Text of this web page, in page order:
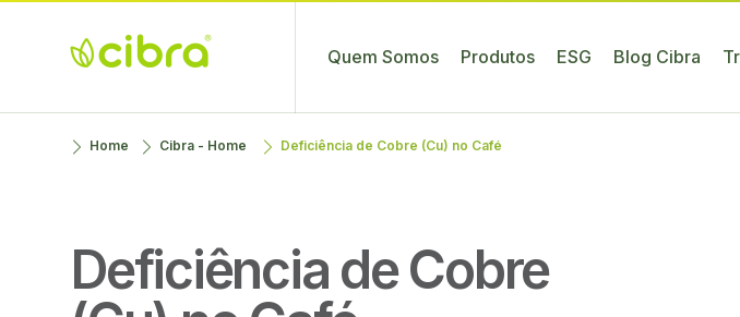
Cibra
Fertilizantes
Nossa Gente
Faz a
Quem Somos Produtos ESG Blog Cibra
Home Cibra - Home Deficiência de Cobre (Cu) no Café
Deficiência de Cobre